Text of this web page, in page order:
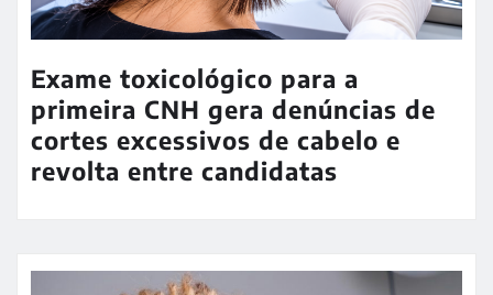
Exame toxicológico para a
primeira CNH gera denúncias de
cortes excessivos de cabelo e
revolta entre candidatas